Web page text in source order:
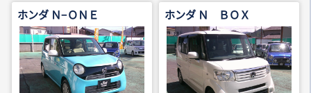
ホンダ Ｎ−ＯＮＥ ホンダ Ｎ ＢＯＸ